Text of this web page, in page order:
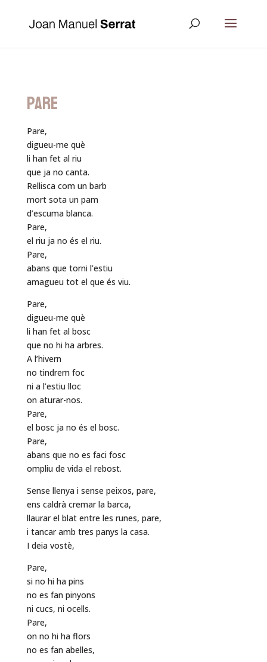
PARE
Pare,
digueu-me què
li han fet al riu
que ja no canta.
Rellisca com un barb
mort sota un pam
d’escuma blanca.
Pare,
el riu ja no és el riu.
Pare,
abans que torni l’estiu
amagueu tot el que és viu.
Pare,
digueu-me què
li han fet al bosc
que no hi ha arbres.
A l’hivern
no tindrem foc
ni a l’estiu lloc
on aturar-nos.
Pare,
el bosc ja no és el bosc.
Pare,
abans que no es faci fosc
ompliu de vida el rebost.
Sense llenya i sense peixos, pare,
ens caldrà cremar la barca,
llaurar el blat entre les runes, pare,
i tancar amb tres panys la casa.
I deia vostè,
Pare,
si no hi ha pins
no es fan pinyons
ni cucs, ni ocells.
Pare,
on no hi ha flors
no es fan abelles,